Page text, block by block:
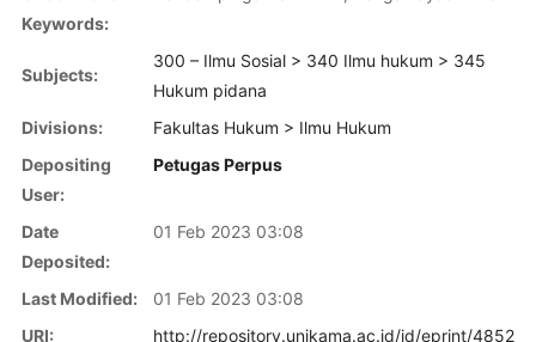
Keywords:
Subjects:
300 – Ilmu Sosial > 340 Ilmu hukum > 345
Hukum pidana
Divisions:
Fakultas Hukum > Ilmu Hukum
Depositing
User:
Petugas Perpus
Date
Deposited:
01 Feb 2023 03:08
Last Modified:
01 Feb 2023 03:08
URI:
http://repository.unikama.ac.id/id/eprint/4852